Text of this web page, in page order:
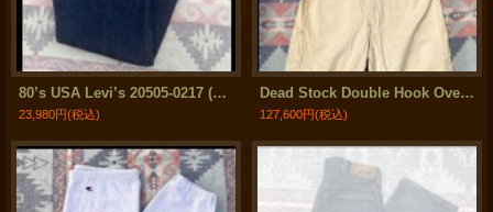
80’s USA Levi’s 20505-0217 (36x33)
23,980円(税込)
Dead Stock Double Hook Overalls 山ポケデザイン (w39 inch)
127,600円(税込)